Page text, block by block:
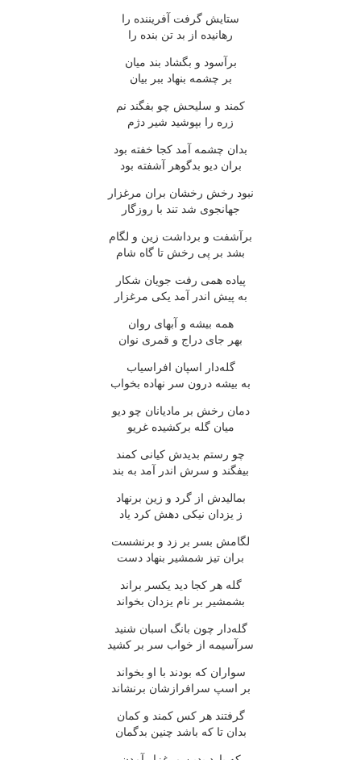
ستایش گرفت آفریننده را
رهانیده از بد تن بنده را
برآسود و بگشاد بند میان
بر چشمه بنهاد ببر بیان
کمند و سلیحش چو بفگند نم
زره را بپوشید شیر دژم
بدان چشمه آمد کجا خفته بود
بران دیو بدگوهر آشفته بود
نبود رخش رخشان بران مرغزار
جهانجوی شد تند با روزگار
برآشفت و برداشت زین و لگام
بشد بر پی رخش تا گاه شام
پیاده همی رفت جویان شکار
به پیش اندر آمد یکی مرغزار
همه بیشه و آبهای روان
بهر جای دراج و قمری نوان
گله‌دار اسپان افراسیاب
به بیشه درون سر نهاده بخواب
دمان رخش بر مادیانان چو دیو
میان گله برکشیده غریو
چو رستم بدیدش کیانی کمند
بیفگند و سرش اندر آمد به بند
بمالیدش از گرد و زین برنهاد
ز یزدان نیکی دهش کرد یاد
لگامش بسر بر زد و برنشست
بران تیز شمشیر بنهاد دست
گله هر کجا دید یکسر براند
بشمشیر بر نام یزدان بخواند
گله‌دار چون بانگ اسبان شنید
سرآسیمه از خواب سر بر کشید
سواران که بودند با او بخواند
بر اسپ سرافرازشان برنشاند
گرفتند هر کس کمند و کمان
بدان تا که باشد چنین بدگمان